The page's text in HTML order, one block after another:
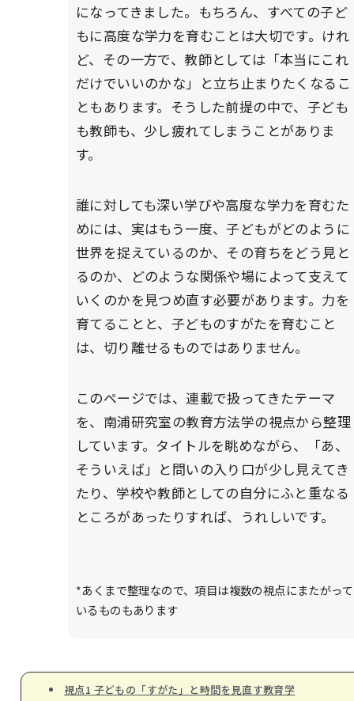
になってきました。もちろん、すべての子ど
もに高度な学力を育むことは大切です。けれ
ど、その一方で、教師としては「本当にこれ
だけでいいのかな」と立ち止まりたくなるこ
ともあります。そうした前提の中で、子ども
も教師も、少し疲れてしまうことがありま
す。
誰に対しても深い学びや高度な学力を育むた
めには、実はもう一度、子どもがどのように
世界を捉えているのか、その育ちをどう見と
るのか、どのような関係や場によって支えて
いくのかを見つめ直す必要があります。力を
育てることと、子どものすがたを育むこと
は、切り離せるものではありません。
このページでは、連載で扱ってきたテーマ
を、南浦研究室の教育方法学の視点から整理
しています。タイトルを眺めながら、「あ、
そういえば」と問いの入り口が少し見えてき
たり、学校や教師としての自分にふと重なる
ところがあったりすれば、うれしいです。
*あくまで整理なので、項目は複数の視点にまたがって
いるものもあります
視点1 子どもの「すがた」と時間を見直す教育学